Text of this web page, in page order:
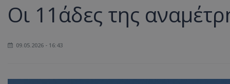
Οι 11άδες της
09.05.2026 - 16:43